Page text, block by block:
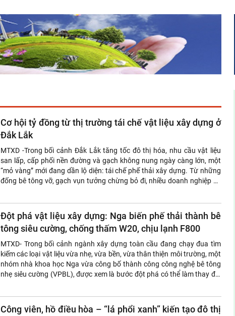
Biên.
Cơ hội tỷ đồng từ thị trường tái chế vật liệu xây dựng ở
Đắk Lắk
MTXD -Trong bối cảnh Đắk Lắk tăng tốc đô thị hóa, nhu cầu vật liệu
san lấp, cấp phối nền đường và gạch không nung ngày càng lớn, một
“mỏ vàng” mới đang dần lộ diện: tái chế phế thải xây dựng. Từ những
đống bê tông vỡ, gạch vụn tưởng chừng bỏ đi, nhiều doanh nghiệp có
Đột phá vật liệu xây dựng: Nga biến phế thải thành bê
tông siêu cường, chống thấm W20, chịu lạnh F800
MTXD- Trong bối cảnh ngành xây dựng toàn cầu đang chạy đua tìm
kiếm các loại vật liệu vừa nhẹ, vừa bền, vừa thân thiện môi trường, một
nhóm nhà khoa học Nga vừa công bố thành công công nghệ bê tông
nhẹ siêu cường (VPBL), được xem là bước đột phá có thể làm thay đổi
Công viên, hồ điều hòa – “lá phổi xanh” kiến tạo đô thị